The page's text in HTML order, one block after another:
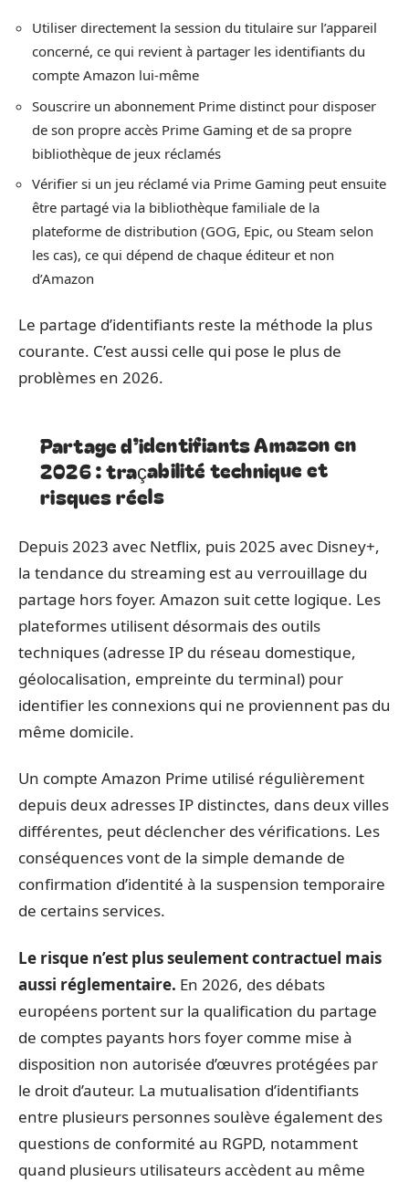
Utiliser directement la session du titulaire sur l’appareil
concerné, ce qui revient à partager les identifiants du
compte Amazon lui-même
Souscrire un abonnement Prime distinct pour disposer
de son propre accès Prime Gaming et de sa propre
bibliothèque de jeux réclamés
Vérifier si un jeu réclamé via Prime Gaming peut ensuite
être partagé via la bibliothèque familiale de la
plateforme de distribution (GOG, Epic, ou Steam selon
les cas), ce qui dépend de chaque éditeur et non
d’Amazon
Le partage d’identifiants reste la méthode la plus
courante. C’est aussi celle qui pose le plus de
problèmes en 2026.
Partage d’identifiants Amazon en
2026 : traçabilité technique et
risques réels
Depuis 2023 avec Netflix, puis 2025 avec Disney+,
la tendance du streaming est au verrouillage du
partage hors foyer. Amazon suit cette logique. Les
plateformes utilisent désormais des outils
techniques (adresse IP du réseau domestique,
géolocalisation, empreinte du terminal) pour
identifier les connexions qui ne proviennent pas du
même domicile.
Un compte Amazon Prime utilisé régulièrement
depuis deux adresses IP distinctes, dans deux villes
différentes, peut déclencher des vérifications. Les
conséquences vont de la simple demande de
confirmation d’identité à la suspension temporaire
de certains services.
Le risque n’est plus seulement contractuel mais
aussi réglementaire. En 2026, des débats
européens portent sur la qualification du partage
de comptes payants hors foyer comme mise à
disposition non autorisée d’œuvres protégées par
le droit d’auteur. La mutualisation d’identifiants
entre plusieurs personnes soulève également des
questions de conformité au RGPD, notamment
quand plusieurs utilisateurs accèdent au même